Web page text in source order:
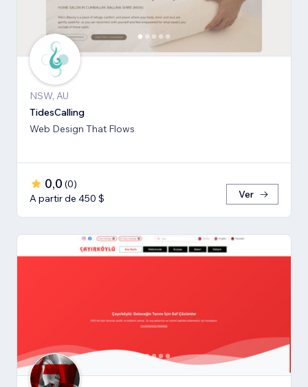
NSW, AU
TidesCalling
Web Design That Flows
0,0 (0)
A partir de 450 $
Ver